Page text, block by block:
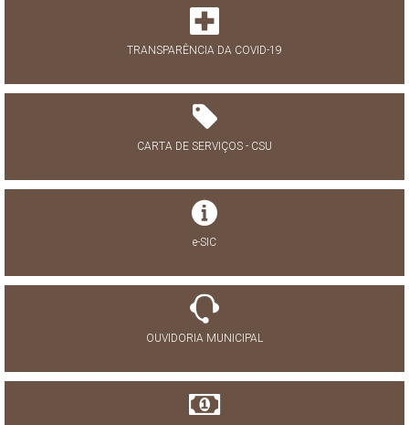
TRANSPARÊNCIA DA COVID-19
CARTA DE SERVIÇOS - CSU
e-SIC
OUVIDORIA MUNICIPAL